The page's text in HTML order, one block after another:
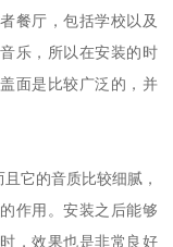
餐厅，包括学校以及
乐，所以在安装的时
面是比较广泛的，并
它的音质比较细腻，
作用。安装之后能够
，效果也是非常良好